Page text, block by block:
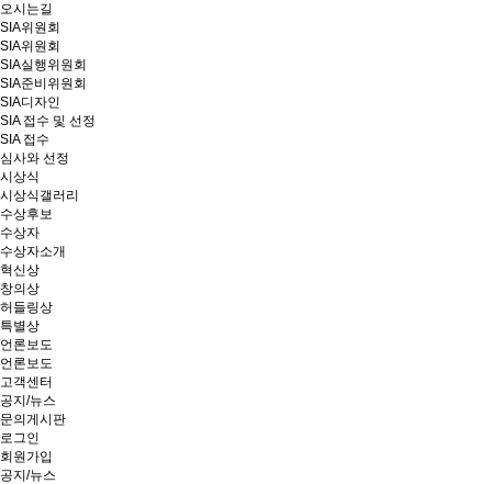
오시는길
SIA위원회
SIA위원회
SIA실행위원회
SIA준비위원회
SIA디자인
SIA 접수 및 선정
SIA 접수
심사와 선정
시상식
시상식갤러리
수상후보
수상자
수상자소개
혁신상
창의상
허들링상
특별상
언론보도
언론보도
고객센터
공지/뉴스
문의게시판
로그인
회원가입
공지/뉴스